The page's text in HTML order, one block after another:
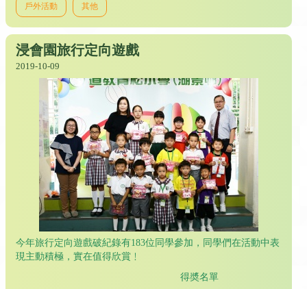
戶外活動 其他
浸會園旅行定向遊戲
2019-10-09
今年旅行定向遊戲破紀錄有183位同學參加，同學們在活動中表
現主動積極，實在值得欣賞﹗
得奬名單